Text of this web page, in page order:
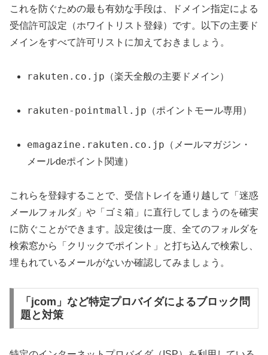
これを防ぐための最も有効な手段は、ドメイン指定による
受信許可設定（ホワイトリスト登録）です。以下の主要ド
メインをすべて許可リストに加えておきましょう。
rakuten.co.jp （楽天全般の主要ドメイン）
rakuten-pointmall.jp （ポイントモール専用）
emagazine.rakuten.co.jp （メールマガジン・
メールdeポイント関連）
これらを登録することで、受信トレイを通り越して「迷惑
メールフォルダ」や「ゴミ箱」に直行してしまうのを確実
に防ぐことができます。設定後は一度、全てのフォルダを
検索窓から「クリックでポイント」と打ち込んで検索し、
埋もれているメールがないか確認してみましょう。
「jcom」など特定プロバイダによるブロック問
題と対策